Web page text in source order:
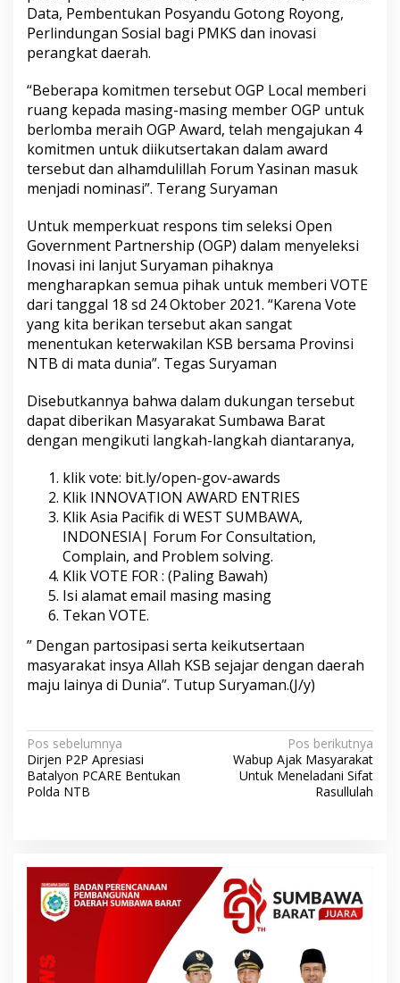
Data, Pembentukan Posyandu Gotong Royong,
Perlindungan Sosial bagi PMKS dan inovasi
perangkat daerah.
“Beberapa komitmen tersebut OGP Local memberi
ruang kepada masing-masing member OGP untuk
berlomba meraih OGP Award, telah mengajukan 4
komitmen untuk diikutsertakan dalam award
tersebut dan alhamdulillah Forum Yasinan masuk
menjadi nominasi”. Terang Suryaman
Untuk memperkuat respons tim seleksi Open
Government Partnership (OGP) dalam menyeleksi
Inovasi ini lanjut Suryaman pihaknya
mengharapkan semua pihak untuk memberi VOTE
dari tanggal 18 sd 24 Oktober 2021. “Karena Vote
yang kita berikan tersebut akan sangat
menentukan keterwakilan KSB bersama Provinsi
NTB di mata dunia”. Tegas Suryaman
Disebutkannya bahwa dalam dukungan tersebut
dapat diberikan Masyarakat Sumbawa Barat
dengan mengikuti langkah-langkah diantaranya,
klik vote: bit.ly/open-gov-awards
Klik INNOVATION AWARD ENTRIES
Klik Asia Pacifik di WEST SUMBAWA,
INDONESIA| Forum For Consultation,
Complain, and Problem solving.
Klik VOTE FOR : (Paling Bawah)
Isi alamat email masing masing
Tekan VOTE.
” Dengan partosipasi serta keikutsertaan
masyarakat insya Allah KSB sejajar dengan daerah
maju lainya di Dunia”. Tutup Suryaman.(J/y)
N
a
v
a
o
Pos sebelumnya
Dirjen P2P Apresiasi
Batalyon PCARE Bentukan
Polda NTB
Pos berikutnya
Wabup Ajak Masyarakat
Untuk Meneladani Sifat
Rasullulah